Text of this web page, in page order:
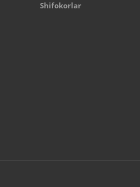
Shifokorlar